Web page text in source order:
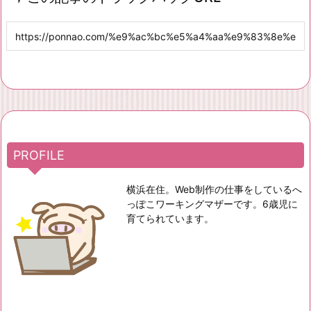
PROFILE
横浜在住。Web制作の仕事をしているへ
っぽこワーキングマザーです。6歳児に
育てられています。